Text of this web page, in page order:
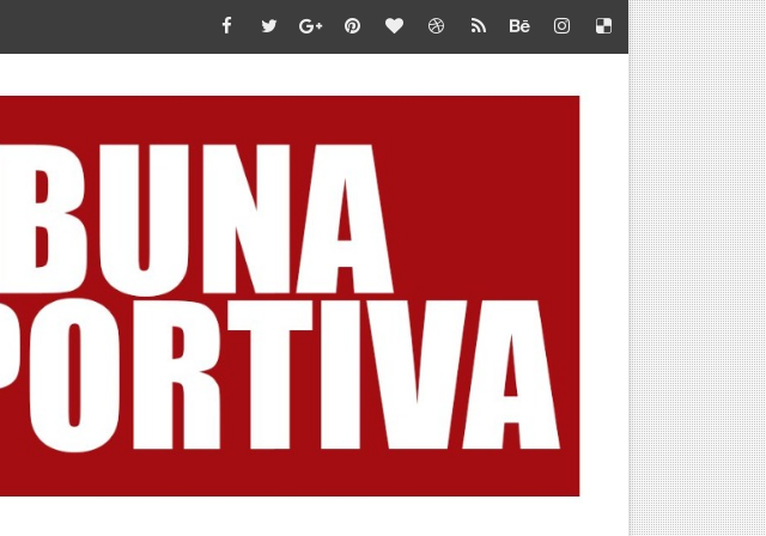
a nuevas generaciones de jóvenes”
CLAVE PARA CRUZAR LA META
COMO LOS MEJORES DEL AMERICAN SERIES SANTÍSIMO DOWNHILL 2026
LLEGAN A URUBAMBA POR CUPO AL MUNDIAL
en la VIDENA